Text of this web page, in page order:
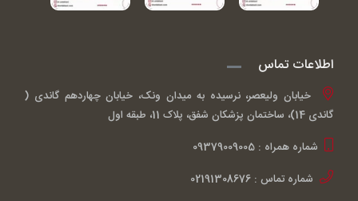
اطلاعات تماس
خیابان ولیعصر، نرسیده به میدان ونک، خیابان چهاردهم گاندی (
گاندی 14)، ساختمان پزشکان شفق، پلاک 11، طبقه اول
شماره همراه : 09379009005
شماره تماس : 02191308676